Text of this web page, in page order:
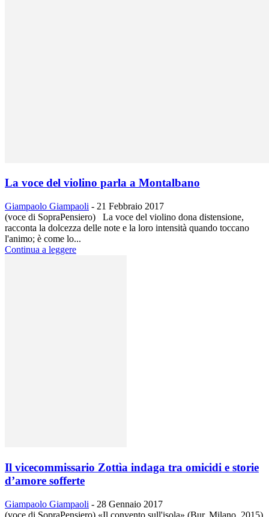
La voce del violino parla a Montalbano
Giampaolo Giampaoli - 21 Febbraio 2017
(voce di SopraPensiero) La voce del violino dona distensione,
racconta la dolcezza delle note e la loro intensità quando toccano
l'animo; è come lo...
Continua a leggere
Il vicecommissario Zottìa indaga tra omicidi e storie
d’amore sofferte
Giampaolo Giampaoli - 28 Gennaio 2017
(voce di SopraPensiero) «Il convento sull'isola» (Bur, Milano, 2015)